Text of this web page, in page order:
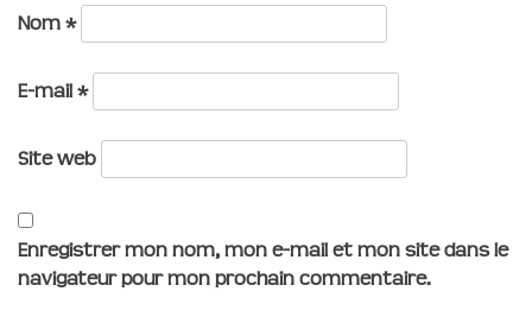
Nom *
E-mail *
Site web
Enregistrer mon nom, mon e-mail et mon site dans le
navigateur pour mon prochain commentaire.